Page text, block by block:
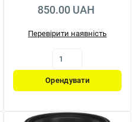
850.00 UAH
Перевірити наявність
Орендувати